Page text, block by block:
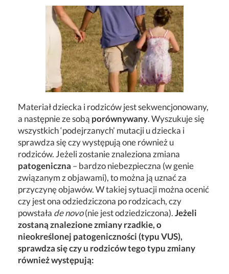
Materiał dziecka i rodziców jest sekwencjonowany,
a następnie ze sobą porównywany. Wyszukuje się
wszystkich ‘podejrzanych’ mutacji u dziecka i
sprawdza się czy występują one również u
rodziców. Jeżeli zostanie znaleziona zmiana
patogeniczna – bardzo niebezpieczna (w genie
związanym z objawami), to można ją uznać za
przyczynę objawów. W takiej sytuacji można ocenić
czy jest ona odziedziczona po rodzicach, czy
powstała de novo(nie jest odziedziczona).Jeżeli
zostaną znalezione zmiany rzadkie, o
nieokreślonej patogeniczności (typu VUS),
sprawdza się czy u rodziców tego typu zmiany
również występują: